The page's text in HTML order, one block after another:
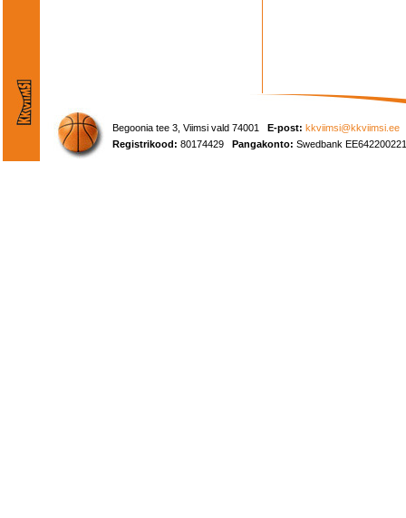
Begoonia tee 3, Viimsi vald 74001 E-post: kkviimsi@kkviimsi.ee
Registrikood: 80174429 Pangakonto: Swedbank